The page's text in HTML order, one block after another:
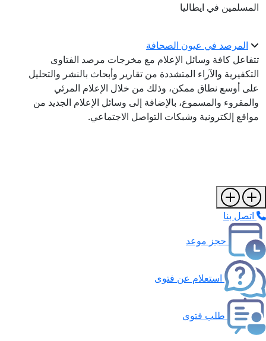
المسلمين في ايطاليا
المرصد في عيون الصحافة
تتفاعل كافة وسائل الإعلام مع مخرجات مرصد الفتاوى
التكفيرية والآراء المتشددة من تقارير وأبحاث بالنشر والتحليل
على أوسع نطاق ممكن، وذلك من خلال الإعلام المرئي
والمقروء والمسموع، بالإضافة إلى وسائل الإعلام الجديد من
مواقع إلكترونية وشبكات التواصل الاجتماعي.
اتصل بنا
حجز موعد
استعلام عن فتوى
طلب فتوى